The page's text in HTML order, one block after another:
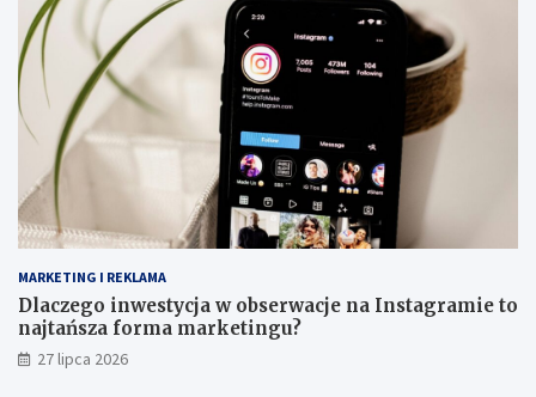
MARKETING I REKLAMA
Dlaczego inwestycja w obserwacje na Instagramie to
najtańsza forma marketingu?
27 lipca 2026